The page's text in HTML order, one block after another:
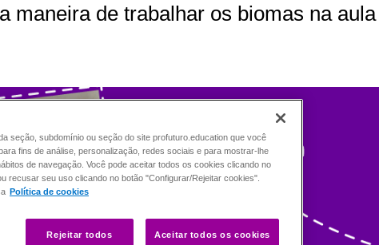
maneira de trabalhar os biomas na aula
seção, subdomínio ou seção do site profuturo.education que você
fins de análise, personalização, redes sociais e para mostrar-lhe
de navegação. Você pode aceitar todos os cookies clicando no
recusar seu uso clicando no botão "Configurar/Rejeitar cookies".
Política de cookies
Rejeitar todos Aceitar todos os cookies